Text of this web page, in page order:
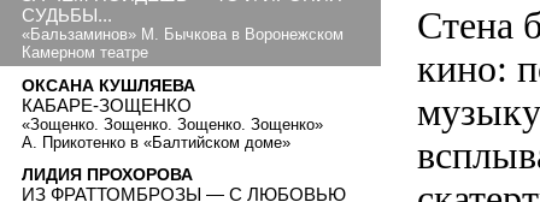
Стена
кино:
СУДЬБЫ...
«Бальзаминов» М. Бычкова в Воронежском
Камерном театре
ОКСАНА КУШЛЯЕВА
КАБАРЕ-ЗОЩЕНКО
«Зощенко. Зощенко. Зощенко. Зощенко»
А. Прикотенко в «Балтийском доме»
ЛИДИЯ ПРОХОРОВА
ИЗ ФРАТТОМБРОЗЫ — С ЛЮБОВЬЮ